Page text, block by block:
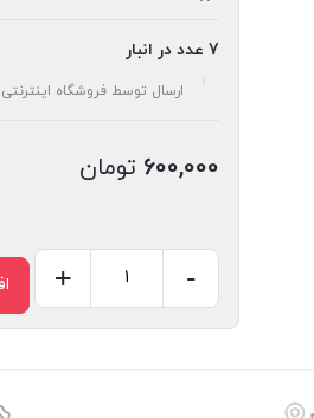
7 عدد در انبار
ارسال توسط فروشگاه اینترنتی
600,000 تومان
خاک
-
+